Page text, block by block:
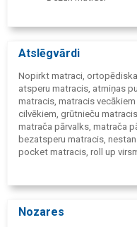
Rol Up virsmatrači
Cietie virsmatrači
GULTAS
Koka gultas
Mīkstās gultas
Bērnu gultas
Gulta + matracis
Latvijā ražotas gultas
Izvelkamie krēsli
Atslēgvārdi
Nopirkt matraci,
atsperu matracis, atmiņas
matracis, matracis
cilvēkiem, grūtnieču
matrača pārvalks, matrača
bezatsperu matracis,
pocket matracis, roll up
matracis, gultas,koka
palags, ortopēdiskais
matrači Latvija, Latvijā
Nozares